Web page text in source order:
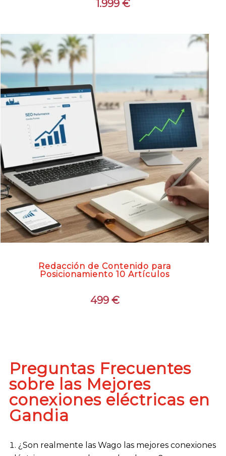
1.999 €
Redacción de Contenido para
Posicionamiento 10 Artículos
499 €
Preguntas Frecuentes
sobre las Mejores
conexiones eléctricas en
Gandia
¿Son realmente las Wago las mejores conexiones